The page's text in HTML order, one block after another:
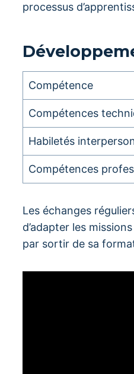
processus
Compétence
Compétences
Habiletés
Compétences
Les échanges
d’adapter les
par sortir de sa